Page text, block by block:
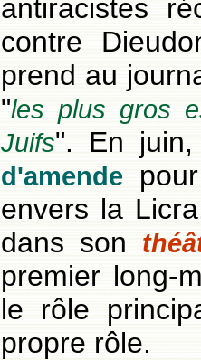
antiracistes
contre
prend au
"les plus gros
Juifs". En
d'amende
envers la
dans son
premier long-
le rôle
propre rôle.